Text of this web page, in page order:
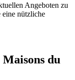
Angeboten zu
eine nützliche
du